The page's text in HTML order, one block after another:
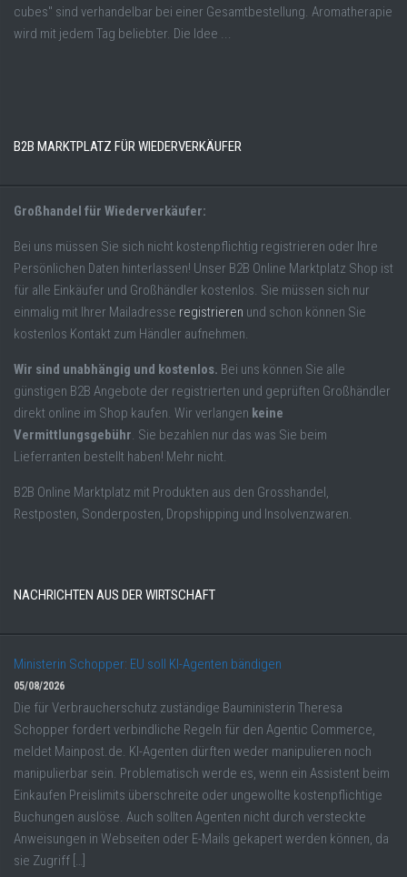
cubes" sind verhandelbar bei einer Gesamtbestellung. Aromatherapie
wird mit jedem Tag beliebter. Die Idee ...
B2B MARKTPLATZ FÜR WIEDERVERKÄUFER
Großhandel für Wiederverkäufer:
Bei uns müssen Sie sich nicht kostenpflichtig registrieren oder Ihre
Persönlichen Daten hinterlassen! Unser B2B Online Marktplatz Shop ist
für alle Einkäufer und Großhändler kostenlos. Sie müssen sich nur
einmalig mit Ihrer Mailadresse registrieren und schon können Sie
kostenlos Kontakt zum Händler aufnehmen.
Wir sind unabhängig und kostenlos. Bei uns können Sie alle
günstigen B2B Angebote der registrierten und geprüften Großhändler
direkt online im Shop kaufen. Wir verlangen keine
Vermittlungsgebühr. Sie bezahlen nur das was Sie beim
Lieferranten bestellt haben! Mehr nicht.
B2B Online Marktplatz mit Produkten aus den Grosshandel,
Restposten, Sonderposten, Dropshipping und Insolvenzwaren.
NACHRICHTEN AUS DER WIRTSCHAFT
Ministerin Schopper: EU soll KI-Agenten bändigen
05/08/2026
Die für Verbraucherschutz zuständige Bauministerin Theresa
Schopper fordert verbindliche Regeln für den Agentic Commerce,
meldet Mainpost.de. KI-Agenten dürften weder manipulieren noch
manipulierbar sein. Problematisch werde es, wenn ein Assistent beim
Einkaufen Preislimits überschreite oder ungewollte kostenpflichtige
Buchungen auslöse. Auch sollten Agenten nicht durch versteckte
Anweisungen in Webseiten oder E-Mails gekapert werden können, da
sie Zugriff […]